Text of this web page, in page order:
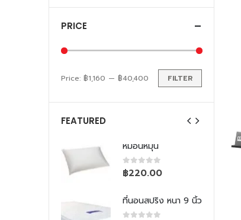
PRICE
FILTER
Price: ฿1,160 — ฿40,400
FEATURED
หมอนหมุน
0out of 5
฿220.00
ที่นอนสปริง หนา 9 นิ้ว